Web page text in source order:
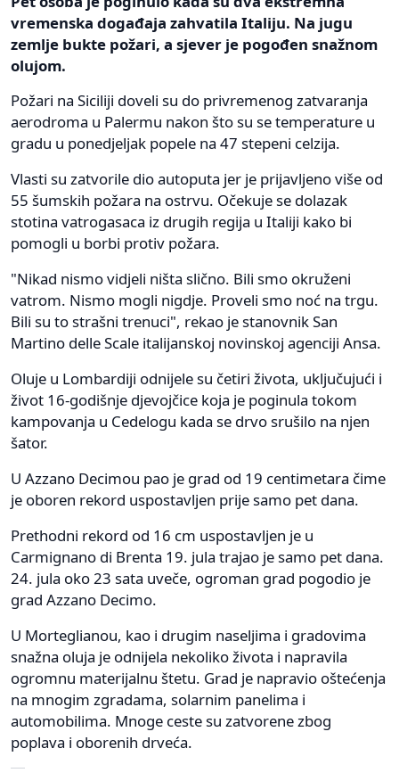
vremenska događaja zahvatila Italiju. Na jugu
zemlje bukte požari, a sjever je pogođen snažnom
olujom.
Požari na Siciliji doveli su do privremenog zatvaranja
aerodroma u Palermu nakon što su se temperature u
gradu u ponedjeljak popele na 47 stepeni celzija.
Vlasti su zatvorile dio autoputa jer je prijavljeno više od
55 šumskih požara na ostrvu. Očekuje se dolazak
stotina vatrogasaca iz drugih regija u Italiji kako bi
pomogli u borbi protiv požara.
"Nikad nismo vidjeli ništa slično. Bili smo okruženi
vatrom. Nismo mogli nigdje. Proveli smo noć na trgu.
Bili su to strašni trenuci", rekao je stanovnik San
Martino delle Scale italijanskoj novinskoj agenciji Ansa.
Oluje u Lombardiji odnijele su četiri života, uključujući i
život 16-godišnje djevojčice koja je poginula tokom
kampovanja u Cedelogu kada se drvo srušilo na njen
šator.
U Azzano Decimou pao je grad od 19 centimetara čime
je oboren rekord uspostavljen prije samo pet dana.
Prethodni rekord od 16 cm uspostavljen je u
Carmignano di Brenta 19. jula trajao je samo pet dana.
24. jula oko 23 sata uveče, ogroman grad pogodio je
grad Azzano Decimo.
U Morteglianou, kao i drugim naseljima i gradovima
snažna oluja je odnijela nekoliko života i napravila
ogromnu materijalnu štetu. Grad je napravio oštećenja
na mnogim zgradama, solarnim panelima i
automobilima. Mnoge ceste su zatvorene zbog
poplava i oborenih drveća.